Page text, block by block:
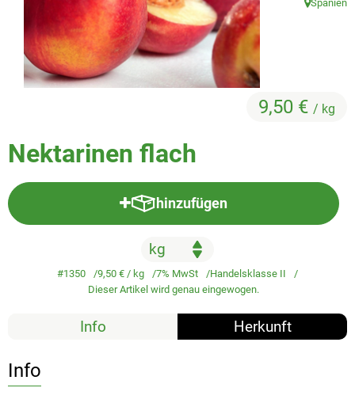
Veggie & Vegan
Backwaren
Trockensortiment
Natur-Drogerie
AllerLiebe
Über uns
Nektarinen flach
9,50 € / kg
, Herkunft:
Spanien
hinzufügen
Produkt zum Warenkorb
#1350 9,50 € / kg 7% MwSt
Handelsklasse II
Dieser Artikel wird genau eingewogen.
Info Herkunft
Info